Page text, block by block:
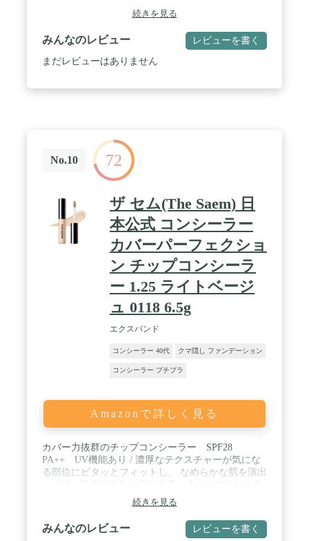
象がアップする、チップタイプのコンシーラーで
す。 / 【うるおいを守りつつ崩れにくい】伸びがい
いリキッドタイプ。なめらかに、肌に溶け込むよう
になじみます。保湿成分配合で乾燥を防ぎ、しっと
りとした肌を保ちます。水・汗・皮脂に強いウォー
SPF18・PA++
続きを見る
みんなのレビュー レビューを書く
まだレビューはありません
No.10 72
ザ セム(The Saem) 日
本公式 コンシーラー
カバーパーフェクショ
ン チップコンシーラ
ー 1.25 ライトベージ
ュ 0118 6.5g
エクスパンド
コンシーラー 40代 クマ隠し ファンデーション
コンシーラー プチプラ
Amazonで詳しく見る
カバー力抜群のチップコンシーラー SPF28
PA++ UV機能あり / 濃厚なテクスチャーが気にな
る部位にピタッとフィットし、 なめらかな肌を演出
続きを見る
みんなのレビュー レビューを書く